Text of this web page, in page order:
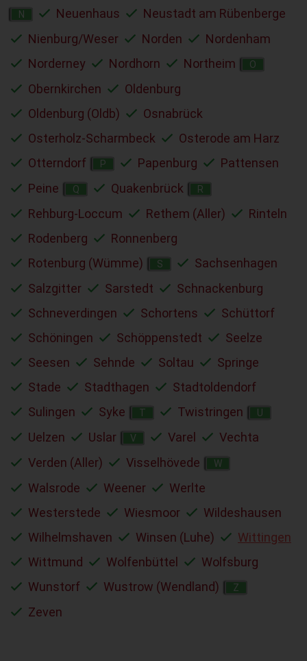
N Neuenhaus
Neustadt am Rübenberge
Nienburg/Weser
Norden
Nordenham
Norderney
Nordhorn Northeim O
Obernkirchen
Oldenburg
Oldenburg (Oldb)
Osnabrück
Osterholz-Scharmbeck
Osterode am Harz
Otterndorf
P Papenburg
Pattensen
Peine
Q Quakenbrück R
Rehburg-Loccum Rethem (Aller)
Rinteln
Rodenberg
Ronnenberg
Rotenburg (Wümme)
S
Sachsenhagen
Salzgitter
Sarstedt
Schnackenburg
Schneverdingen
Schortens
Schüttorf
Schöningen
Schöppenstedt
Seelze
Seesen
Sehnde Soltau
Springe
Stade
Stadthagen
Stadtoldendorf
Sulingen
Syke T Twistringen U
Uelzen Uslar V Varel
Vechta
Verden (Aller)
Visselhövede W
Walsrode Weener
Werlte
Westerstede
Wiesmoor
Wildeshausen
Wilhelmshaven
Winsen (Luhe)
Wittingen
Wittmund
Wolfenbüttel
Wolfsburg
Wunstorf
Wustrow (Wendland) Z
Zeven